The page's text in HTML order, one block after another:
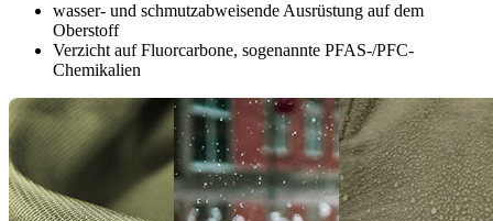
wasser- und schmutzabweisende Ausrüstung auf dem
Oberstoff
Verzicht auf Fluorcarbone, sogenannte PFAS-/PFC-
Chemikalien